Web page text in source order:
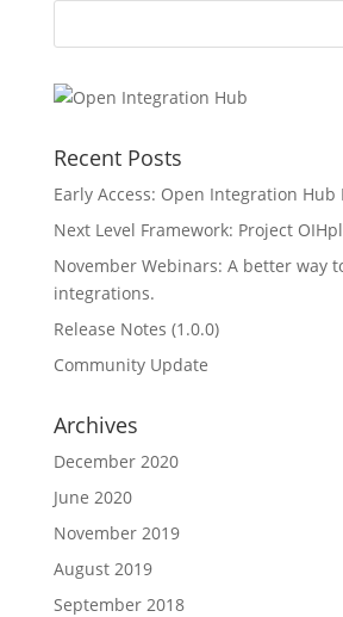
Recent Posts
Early Access: Open Integration Hub
Next Level Framework: Project
November Webinars: A better way
integrations.
Release Notes (1.0.0)
Community Update
Archives
December 2020
June 2020
November 2019
August 2019
September 2018